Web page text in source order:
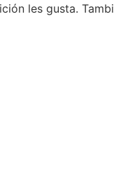
les gusta.